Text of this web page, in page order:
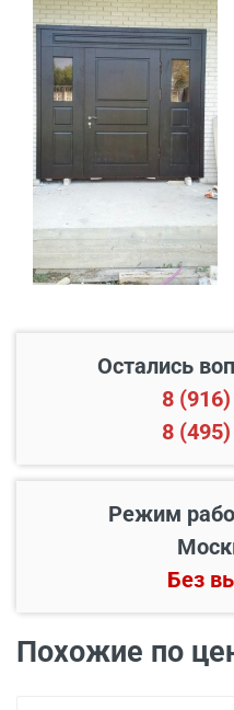
В пределах МКАД и в
радиусе 20 км от него
Свыше 20 км от МКАД
Подъем до квартиры
Наименование вида
Остались
8
8
Режим
Без
Похожие по